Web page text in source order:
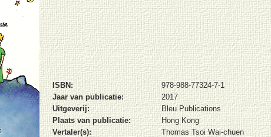
ISBN:
978-988-77324-7-1
Jaar van publicatie:
2017
Uitgeverij:
Bleu Publications
Plaats van publicatie:
Hong Kong
Vertaler(s):
Thomas Tsoi Wai-chuen